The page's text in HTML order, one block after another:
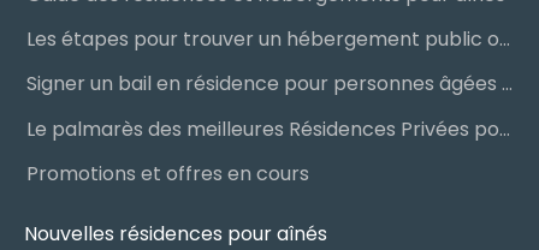
Les étapes pour trouver un hébergement public ou privé
Signer un bail en résidence pour personnes âgées (RPA) : ce qu’il faut savoir
Le palmarès des meilleures Résidences Privées pour Aînés (RPA)
Promotions et offres en cours
Nouvelles résidences pour aînés